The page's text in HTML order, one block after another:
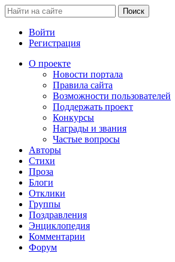
Войти
Регистрация
О проекте
Новости портала
Правила сайта
Возможности пользователей
Поддержать проект
Конкурсы
Награды и звания
Частые вопросы
Авторы
Стихи
Проза
Блоги
Отклики
Группы
Поздравления
Энциклопедия
Комментарии
Форум